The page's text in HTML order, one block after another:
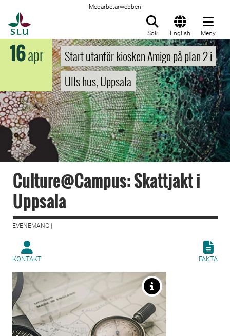
Medarbetarwebben
Sök English Meny
16apr
Start utanför kiosken Amigo på plan 2 i
Ulls hus, Uppsala
Culture@Campus: Skattjakt i
Uppsala
EVENEMANG |
KONTAKT FAKTA